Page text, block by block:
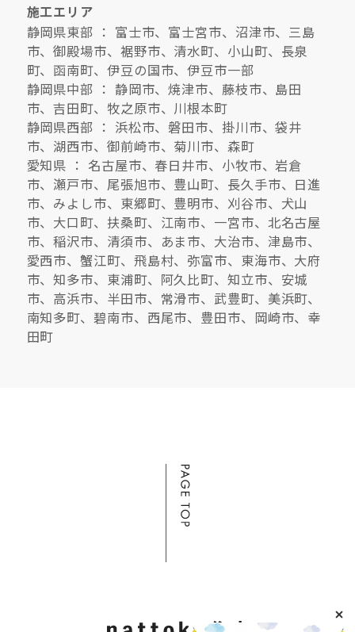
施工エリア
静岡県東部 ： 富士市、富士宮市、沼津市、三島
市、御殿場市、裾野市、清水町、小山町、長泉
町、函南町、伊豆の国市、伊豆市一部
静岡県中部 ： 静岡市、焼津市、藤枝市、島田
市、吉田町、牧之原市、川根本町
静岡県西部 ： 浜松市、磐田市、掛川市、袋井
市、湖西市、御前崎市、菊川市、森町
愛知県 ： 名古屋市、春日井市、小牧市、岩倉
市、瀬戸市、尾張旭市、豊山町、長久手市、日進
市、みよし市、東郷町、豊明市、刈谷市、犬山
市、大口町、扶桑町、江南市、一宮市、北名古屋
市、稲沢市、清須市、あま市、大治市、津島市、
愛西市、蟹江町、飛島村、弥富市、東海市、大府
市、知多市、東浦町、阿久比町、知立市、安城
市、高浜市、半田市、常滑市、武豊町、美浜町、
南知多町、碧南市、西尾市、豊田市、岡崎市、幸
田町